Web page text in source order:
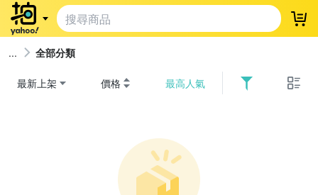
登
全部分類
最新上架 價格 最高人氣